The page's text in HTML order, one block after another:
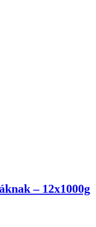
– 12x1000g